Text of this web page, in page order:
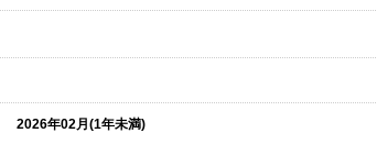
2026年02月(1年未満)